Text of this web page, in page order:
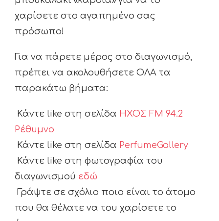
χαρίσετε στο αγαπημένο σας
πρόσωπο!
Για να πάρετε μέρος στο διαγωνισμό,
πρέπει να ακολουθήσετε ΟΛΑ τα
παρακάτω βήματα:
Κάντε like στη σελίδα ΗΧΟΣ FM 94.2
Ρέθυμνο
Κάντε like στη σελίδα PerfumeGallery
Κάντε like στη φωτογραφία του
διαγωνισμού εδώ
Γράψτε σε σχόλιο ποιο είναι το άτομο
που θα θέλατε να του χαρίσετε το